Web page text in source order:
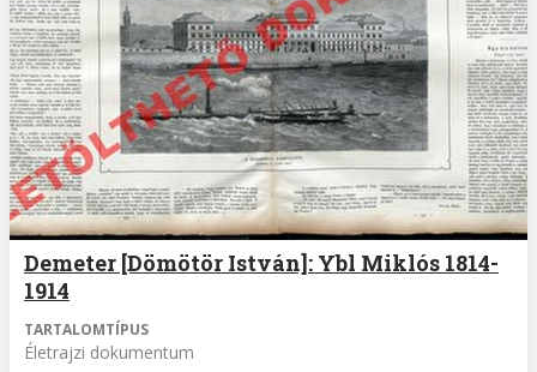
Demeter [Dömötör István]: Ybl Miklós 1814-
1914
TARTALOMTÍPUS
Életrajzi dokumentum